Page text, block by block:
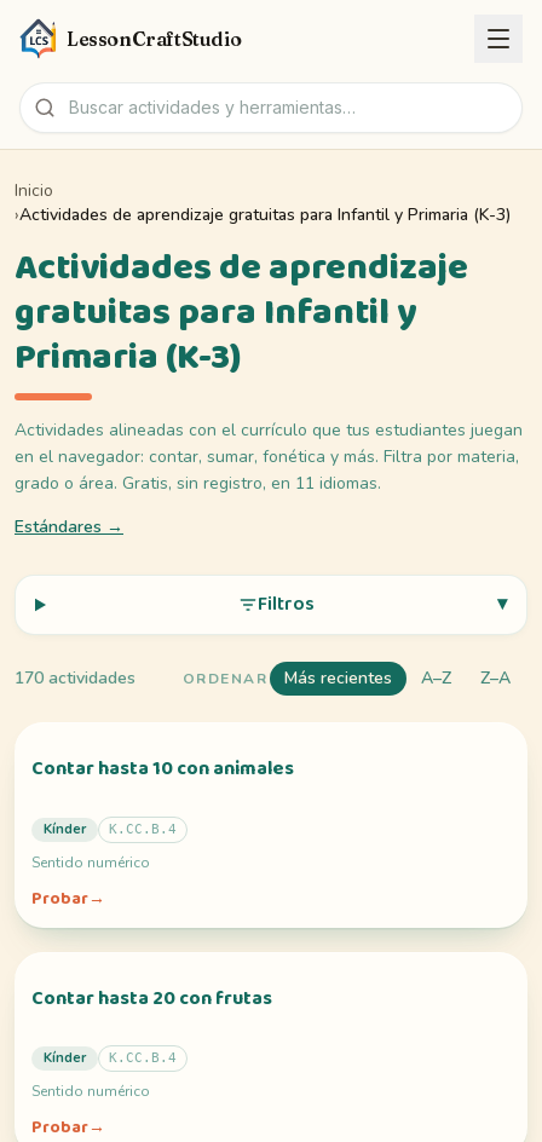
LessonCraftStudio
Hojas de trabajo
Actividades
Herramientas
Temas
Idiomas
Creadores de hojas
Interactivo
Inicio
›Actividades de aprendizaje gratuitas para Infantil y Primaria (K-3)
Actividades de aprendizaje
gratuitas para Infantil y
Primaria (K-3)
Actividades alineadas con el currículo que tus estudiantes juegan
en el navegador: contar, sumar, fonética y más. Filtra por materia,
grado o área. Gratis, sin registro, en 11 idiomas.
Estándares →
Filtros ▾
170 actividades ORDENAR Más recientes A–Z Z–A
Contar hasta 10 con animales
Kínder K.CC.B.4
Sentido numérico
Probar→
Contar hasta 20 con frutas
Kínder K.CC.B.4
Sentido numérico
Probar→